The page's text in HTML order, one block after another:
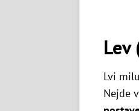
Lev
Lvi
Nejde